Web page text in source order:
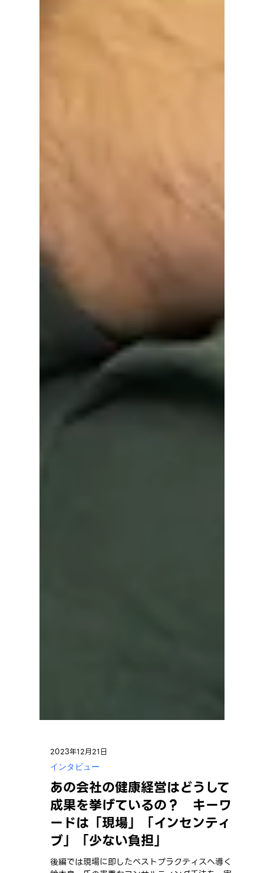
2023年12月21日
インタビュー
あの会社の健康経営はどうして
成果を挙げているの？ キーワ
ードは「現場」「インセンティ